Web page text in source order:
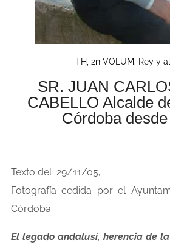
TH, 2n VOLUM. Rey y
SR. JUAN
CABELLO Alcalde
Córdoba
Texto del 29/11/05,
Fotografía cedida por el
Córdoba
El legado andalusí, herencia de